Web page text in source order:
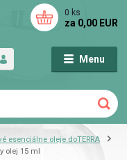
Menu
0 ks
za 0,00 EUR
esenciálne oleje doTERRA
olej 15 ml